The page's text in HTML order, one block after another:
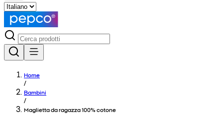
Home
/
Bambini
/
Maglietta da ragazza 100% cotone